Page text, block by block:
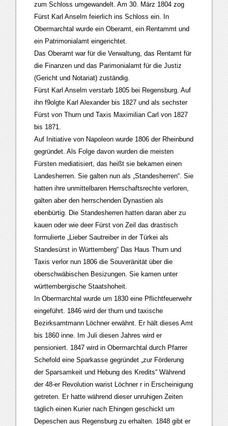
zum Schloss umgewandelt. Am 30. März 1804 zog
Fürst Karl Anselm feierlich ins Schloss ein. In
Obermarchtal wurde ein Oberamt, ein Rentammt und
ein Patrimonialamt eingerichtet.
Das Oberamt war für die Verwaltung, das Rentamt für
die Finanzen und das Parimonialamt für die Justiz
(Gericht und Notariat) zuständig.
Fürst Karl Anselm verstarb 1805 bei Regensburg. Auf
ihn f9olgte Karl Alexander bis 1827 und als sechster
Fürst von Thurn und Taxis Maximilian Carl von 1827
bis 1871.
Auf Initiative von Napoleon wurde 1806 der Rheinbund
gegründet. Als Folge davon wurden die meisten
Fürsten mediatisiert, das heißt sie bekamen einen
Landesherren. Sie galten nun als „Standesherren“. Sie
hatten ihre unmittelbaren Herrschaftsrechte verloren,
galten aber den herrschenden Dynastien als
ebenbürtig. Die Standesherren hatten daran aber zu
kauen oder wie deer Fürst von Zeil das drastisch
formulierte „Lieber Sautreiber in der Türkei als
Standesürst in Württemberg“ Das Haus Thurn und
Taxis verlor nun 1806 die Souveränität über die
oberschwäbischen Besizungen. Sie kamen unter
württembergische Staatshoheit.
In Obermarchtal wurde um 1830 eine Pflichtfeuerwehr
eingeführt. 1846 wird der thurn und taxische
Bezirksamtmann Löchner erwähnt. Er hält dieses Amt
bis 1860 inne. Im Juli diesen Jahres wird er
pensioniert. 1847 wird in Obermarchtal durch Pfarrer
Schefold eine Sparkasse gegründet „zur Förderung
der Sparsamkeit und Hebung des Kredits“ Während
der 48-er Revolution warist Löchner r in Erscheinigung
getreten. Er hatte während dieser unruhigen Zeiten
täglich einen Kurier nach Ehingen geschickt um
Depeschen aus Regensburg zu erhalten. 1848 gibt er